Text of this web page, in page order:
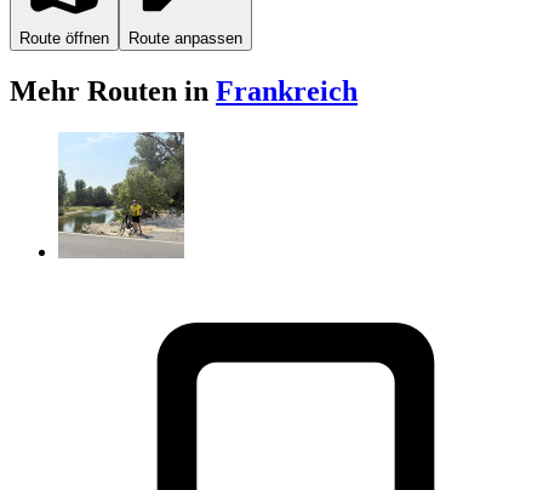
Route öffnen Route anpassen
Mehr Routen in Frankreich